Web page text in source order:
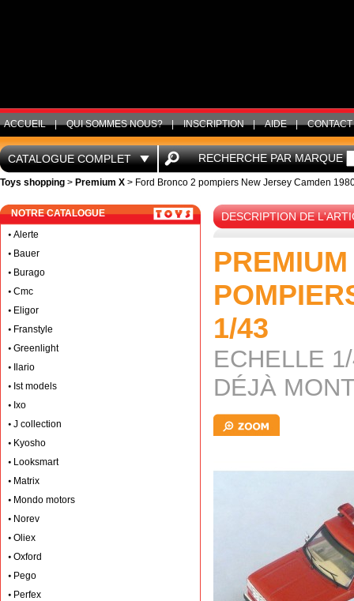
ACCUEIL | QUI SOMMES NOUS? | INSCRIPTION | AIDE | CONTACT
CATALOGUE COMPLET RECHERCHE PAR MARQUE
Toys shopping > Premium X > Ford Bronco 2 pompiers New Jersey Camden
NOTRE CATALOGUE
Alerte
Bauer
Burago
Cmc
Eligor
Franstyle
Greenlight
Ilario
Ist models
Ixo
J collection
Kyosho
Looksmart
Matrix
Mondo motors
Norev
Oliex
Oxford
Pego
Perfex
DESCRIPTION DE
1/43
ECHELLE
DÉJÀ